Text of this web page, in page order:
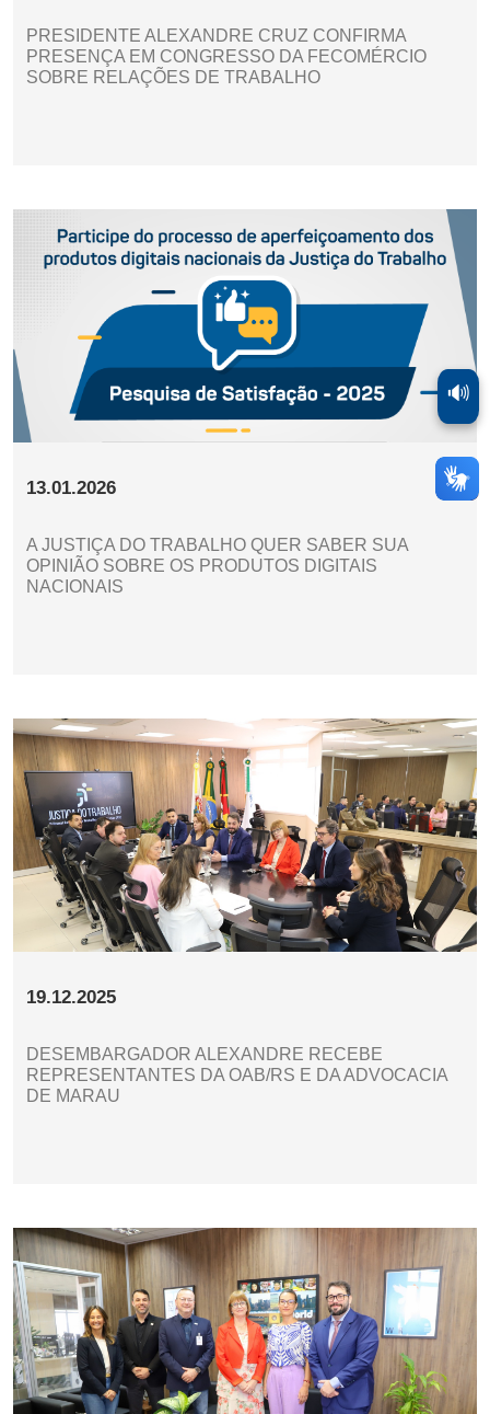
PRESIDENTE ALEXANDRE CRUZ CONFIRMA
PRESENÇA EM CONGRESSO DA FECOMÉRCIO
SOBRE RELAÇÕES DE TRABALHO
13.01.2026
A JUSTIÇA DO TRABALHO QUER SABER SUA
OPINIÃO SOBRE OS PRODUTOS DIGITAIS
NACIONAIS
19.12.2025
DESEMBARGADOR ALEXANDRE RECEBE
REPRESENTANTES DA OAB/RS E DA ADVOCACIA
DE MARAU
🔊